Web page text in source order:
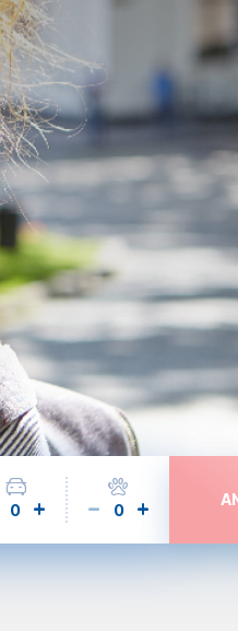
0 0